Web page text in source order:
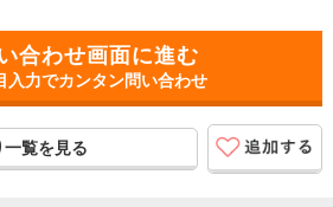
入力でカンタン問い合わせ
一覧を見る